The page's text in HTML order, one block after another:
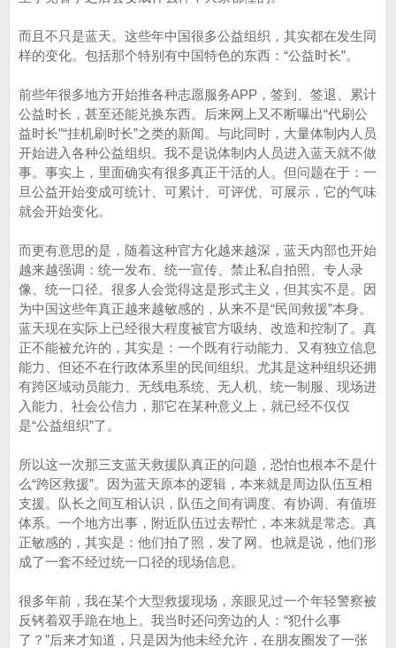
而且不只是蓝天。这些年中国很多公益组织，其实都在发生同
样的变化。包括那个特别有中国特色的东西：“公益时长”。
前些年很多地方开始推各种志愿服务APP，签到、签退、累计
公益时长，甚至还能兑换东西。后来网上又不断曝出“代刷公
益时长”“挂机刷时长”之类的新闻。与此同时，大量体制内人员
开始进入各种公益组织。我不是说体制内人员进入蓝天就不做
事。事实上，里面确实有很多真正干活的人。但问题在于：一
旦公益开始变成可统计、可累计、可评优、可展示，它的气味
就会开始变化。
而更有意思的是，随着这种官方化越来越深，蓝天内部也开始
越来越强调：统一发布、统一宣传、禁止私自拍照、专人录
像、统一口径。很多人会觉得这是形式主义，但其实不是。因
为中国这些年真正越来越敏感的，从来不是“民间救援”本身。
蓝天现在实际上已经很大程度被官方吸纳、改造和控制了。真
正不能被允许的，其实是：一个既有行动能力、又有独立信息
能力、但还不在行政体系里的民间组织。尤其是这种组织还拥
有跨区域动员能力、无线电系统、无人机、统一制服、现场进
入能力、社会公信力，那它在某种意义上，就已经不仅仅
是“公益组织”了。
所以这一次那三支蓝天救援队真正的问题，恐怕也根本不是什
么“跨区救援”。因为蓝天原本的逻辑，本来就是周边队伍互相
支援。队长之间互相认识，队伍之间有调度、有协调、有值班
体系。一个地方出事，附近队伍过去帮忙，本来就是常态。真
正敏感的，其实是：他们拍了照，发了网。也就是说，他们形
成了一套不经过统一口径的现场信息。
很多年前，我在某个大型救援现场，亲眼见过一个年轻警察被
反铐着双手跪在地上。我当时还问旁边的人：“犯什么事
了？”后来才知道，只是因为他未经允许，在朋友圈发了一张